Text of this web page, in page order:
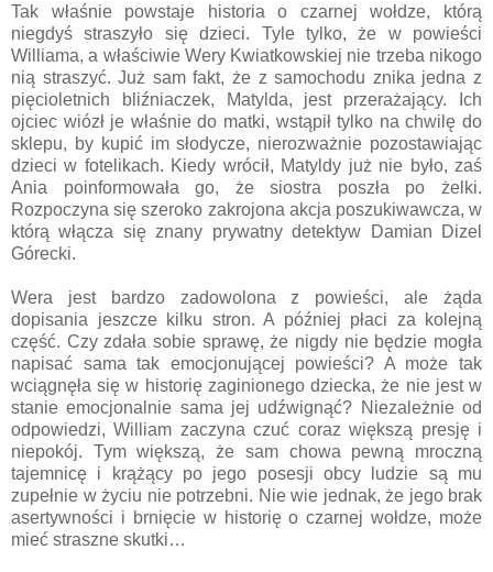
Tak właśnie powstaje historia o czarnej wołdze, którą
niegdyś straszyło się dzieci. Tyle tylko, że w powieści
Williama, a właściwie Wery Kwiatkowskiej nie trzeba nikogo
nią straszyć. Już sam fakt, że z samochodu znika jedna z
pięcioletnich bliźniaczek, Matylda, jest przerażający. Ich
ojciec wiózł je właśnie do matki, wstąpił tylko na chwilę do
sklepu, by kupić im słodycze, nierozważnie pozostawiając
dzieci w fotelikach. Kiedy wrócił, Matyldy już nie było, zaś
Ania poinformowała go, że siostra poszła po żelki.
Rozpoczyna się szeroko zakrojona akcja poszukiwawcza, w
którą włącza się znany prywatny detektyw Damian Dizel
Górecki.
Wera jest bardzo zadowolona z powieści, ale żąda
dopisania jeszcze kilku stron. A później płaci za kolejną
część. Czy zdała sobie sprawę, że nigdy nie będzie mogła
napisać sama tak emocjonującej powieści? A może tak
wciągnęła się w historię zaginionego dziecka, że nie jest w
stanie emocjonalnie sama jej udźwignąć? Niezależnie od
odpowiedzi, William zaczyna czuć coraz większą presję i
niepokój. Tym większą, że sam chowa pewną mroczną
tajemnicę i krążący po jego posesji obcy ludzie są mu
zupełnie w życiu nie potrzebni. Nie wie jednak, że jego brak
asertywności i brnięcie w historię o czarnej wołdze, może
mieć straszne skutki…